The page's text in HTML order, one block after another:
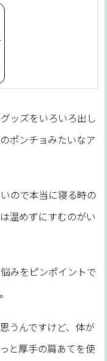
ッズをいろいろ出し
ポンチョみたいなア
ので本当に寝る時の
温めずにすむのがい
みをピンポイントで
うんですけど、体が
と厚手の肩あてを使